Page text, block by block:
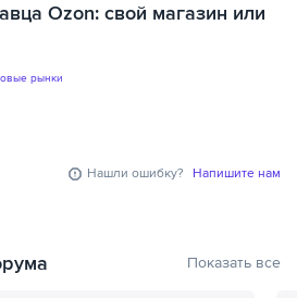
Ozon: свой магазин или
рынки
Нашли ошибку? Напишите нам
Показать все